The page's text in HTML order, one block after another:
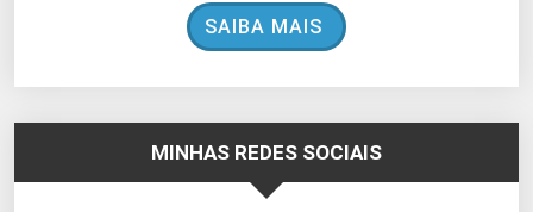
SAIBA MAIS
MINHAS REDES SOCIAIS